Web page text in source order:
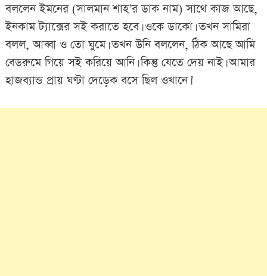
বললেন ইমনের (সালমান শাহ’র ডাক নাম) সাথে কাজ আছে,
ইনকাম ট্যাক্সের সই করাতে হবে। ওকে ডাকো। তখন সামিরা
বলল, আব্বা ও তো ঘুমে। তখন উনি বললেন, ঠিক আছে আমি
বেডরুমে গিয়ে সই করিয়ে আনি। কিন্তু যেতে দেয় নাই। আমার
হাজব্যান্ড প্রায় ঘণ্টা দেড়েক বসে ছিল ওখানে।’